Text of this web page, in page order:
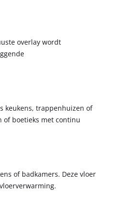
overlay wordt
keukens, trappenhuizen of
of boetieks met continu
of badkamers. Deze vloer